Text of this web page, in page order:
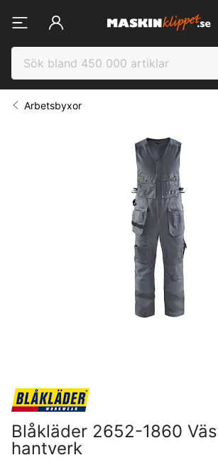
Arbetsbyxor
Blåkläder 2652-1860
hantverk